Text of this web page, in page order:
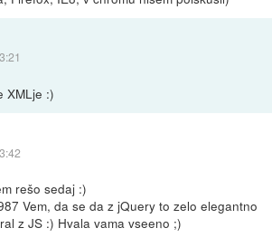
XMLje :)
rešo sedaj :)
Vem, da se da z jQuery to zelo elegantno
z JS :) Hvala vama vseeno ;)